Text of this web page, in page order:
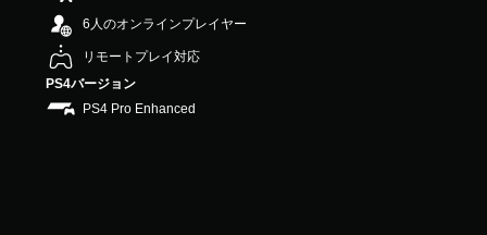
6人のオンラインプレイヤー
リモートプレイ対応
PS4バージョン
PS4 Pro Enhanced